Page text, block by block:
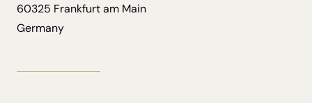
60325 Frankfurt am Main
Germany